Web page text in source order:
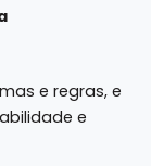
e regras, e
e